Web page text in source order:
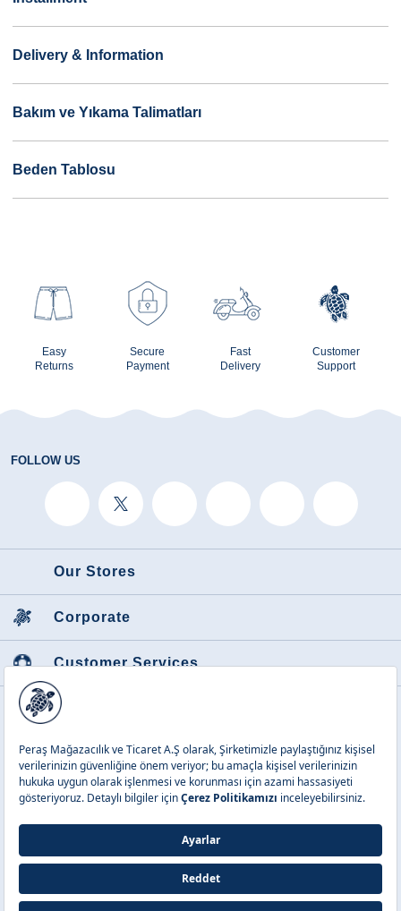
Delivery & Information
Bakım ve Yıkama Talimatları
Beden Tablosu
Easy
Returns
Secure
Payment
Fast
Delivery
Customer
Support
FOLLOW US
Our Stores
Corporate
Customer Services
Featured Categories